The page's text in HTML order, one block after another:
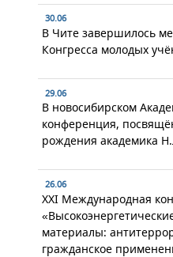
30.06
В Чите завершилось
Конгресса молодых
29.06
В новосибирском
конференция,
рождения академика
26.06
XXI Международная
материалы:
гражданское